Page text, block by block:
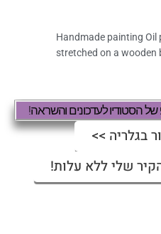
Handmade painting
stretched on a wooden
הסטודיו לעדכונים והשראה!
בגלריה >>
שלי ללא עלות!